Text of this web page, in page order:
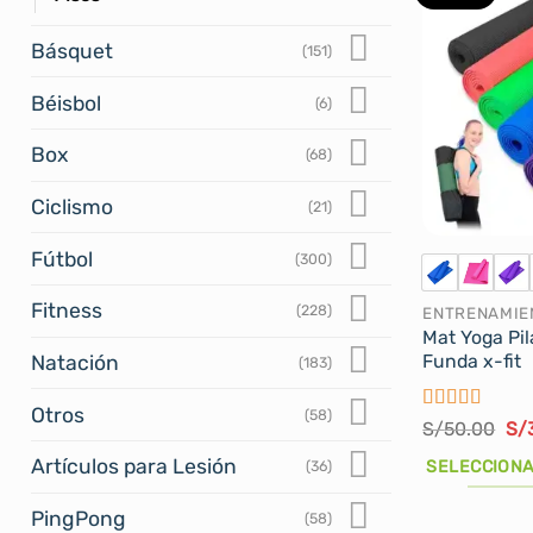
Básquet (151)
Béisbol (6)
Box (68)
Ciclismo (21)
Fútbol (300)
Fitness (228)
Natación (183)
Otros (58)
Artículos para Lesión (36)
PingPong (58)
Mat Yoga
Funda x-fit
Valorado
con
S/50.00 El
S/